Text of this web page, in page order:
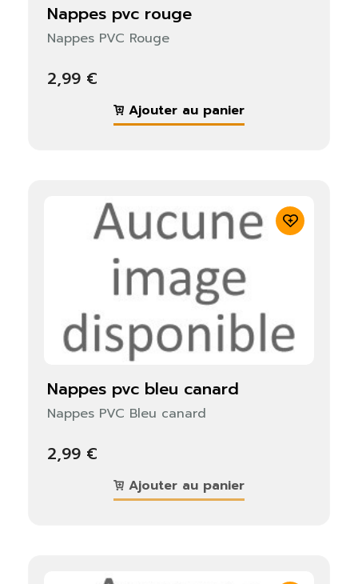
nappes pvc rouge
Nappes PVC Rouge
2,99 €
Ajouter au panier
nappes pvc bleu canard
Nappes PVC Bleu canard
2,99 €
Ajouter au panier